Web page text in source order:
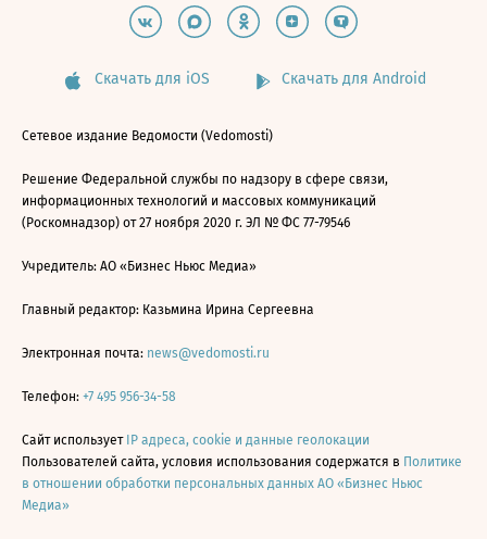
Скачать для iOS Скачать для Android
Сетевое издание Ведомости (Vedomosti)
Решение Федеральной службы по надзору в сфере связи,
информационных технологий и массовых коммуникаций
(Роскомнадзор) от 27 ноября 2020 г. ЭЛ № ФС 77-79546
Учредитель: АО «Бизнес Ньюс Медиа»
Главный редактор: Казьмина Ирина Сергеевна
Электронная почта: news@vedomosti.ru
Телефон: +7 495 956-34-58
Сайт использует IP адреса, cookie и данные геолокации
Пользователей сайта, условия использования содержатся в Политике
в отношении обработки персональных данных АО «Бизнес Ньюс
Медиа»